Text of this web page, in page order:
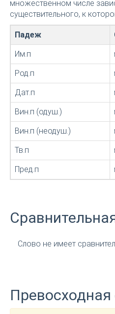
множественном числе
существительного, к
Падеж
Им.п
Род.п
Дат.п
Вин.п (одуш.)
Вин.п (неодуш.)
Тв.п
Пред.п
Слово не имеет
Превосходная